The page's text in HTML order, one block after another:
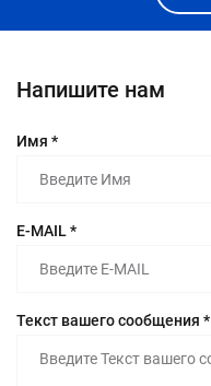
Напишите нам
Имя *
E-MAIL *
Текст вашего сообщения *